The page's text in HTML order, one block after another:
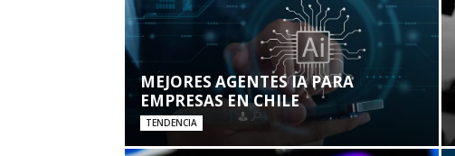
MEJORES AGENTES IA PARA
EMPRESAS EN CHILE
TENDENCIA